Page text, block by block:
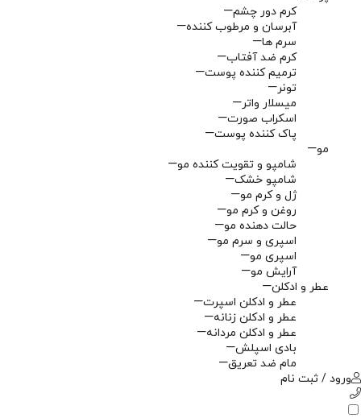
کرم دور چشم
آبرسان و مرطوب کننده
سرم ها
کرم ضد آفتاب
ترمیم کننده پوست
تونر
میسلار واتر
اسکراب صورت
پاک کننده پوست
مو
شامپو و تقویت کننده مو
شامپو خشک
ژل و کرم مو
روغن و کرم مو
حالت دهنده مو
اسپری و سرم مو
اسپری مو
آرایش مو
عطر و ادکلن
عطر و ادکلن اسپرت
عطر و ادکلن زنانه
عطر و ادکلن مردانه
بادی اسپلش
مام ضد تعریق
ورود / ثبت نام